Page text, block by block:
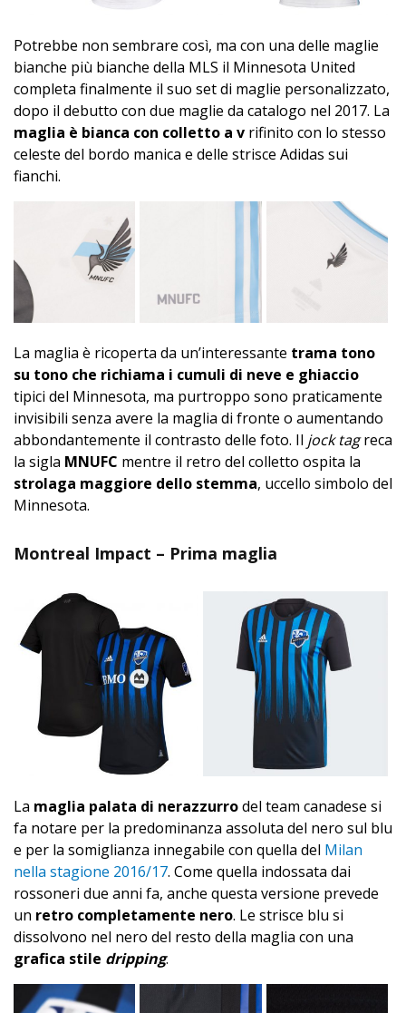
Potrebbe non sembrare così, ma con una delle maglie
bianche più bianche della MLS il Minnesota United
completa finalmente il suo set di maglie personalizzato,
dopo il debutto con due maglie da catalogo nel 2017. La
maglia è bianca con colletto a v rifinito con lo stesso
celeste del bordo manica e delle strisce Adidas sui
fianchi.
La maglia è ricoperta da un’interessante trama tono
su tono che richiama i cumuli di neve e ghiaccio
tipici del Minnesota, ma purtroppo sono praticamente
invisibili senza avere la maglia di fronte o aumentando
abbondantemente il contrasto delle foto. Il jock tagreca
la sigla MNUFC mentre il retro del colletto ospita la
strolaga maggiore dello stemma, uccello simbolo del
Minnesota.
Montreal Impact – Prima maglia
La maglia palata di nerazzurrodel team canadese si
fa notare per la predominanza assoluta del nero sul blu
e per la somiglianza innegabile con quella del Milan
nella stagione 2016/17. Come quella indossata dai
rossoneri due anni fa, anche questa versione prevede
un retro completamente nero. Le strisce blu si
dissolvono nel nero del resto della maglia con una
grafica stile dripping.